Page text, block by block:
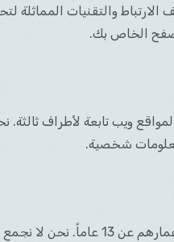
الارتباط والتقنيات
الخاص بك.
لمواقع ويب تابعة لأطراف
شخصية.
خدماتنا غير موجهة